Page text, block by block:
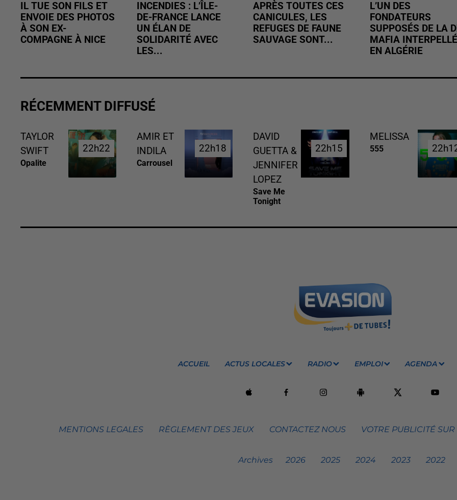
IL TUE SON FILS ET
ENVOIE DES PHOTOS
À SON EX-
COMPAGNE À NICE
INCENDIES : L’ÎLE-
DE-FRANCE LANCE
UN ÉLAN DE
SOLIDARITÉ AVEC
LES...
APRÈS TOUTES CES
CANICULES, LES
REFUGES DE FAUNE
SAUVAGE SONT...
L’UN DES
FONDATEURS
SUPPOSÉS DE LA
MAFIA INTERPELLÉ
EN ALGÉRIE
RÉCEMMENT DIFFUSÉ
TAYLOR
SWIFT
Opalite
22h22
22h22
AMIR ET
INDILA
Carrousel
22h18
22h18
DAVID
GUETTA &
JENNIFER
LOPEZ
Save Me
Tonight
22h15
22h15
MELISSA
555
ACCUEIL ACTUS LOCALES RADIO EMPLOI AGENDA
MENTIONS LEGALES RÈGLEMENT DES JEUX CONTACTEZ NOUS VOTRE PUBLICITÉ
Archives 2026 2025 2024 2023 2022